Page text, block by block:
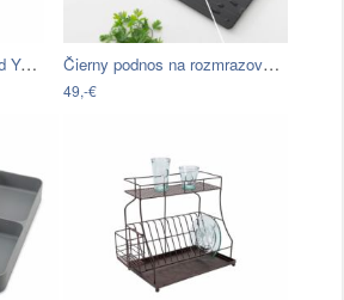
Čierny odkvapávač na riad YAMAZAKI… Čierny podnos na rozmrazovanie…
49,-€